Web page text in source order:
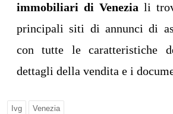
immobiliari di Venezia li
principali siti di annunci di
con tutte le caratteristiche
dettagli della vendita e i
Ivg Venezia